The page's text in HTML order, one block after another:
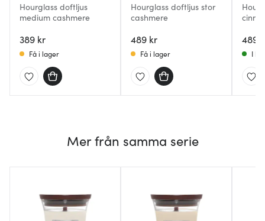
Hourglass doftljus
medium cashmere
389 kr
Få i lager
Hourglass doftljus stor
cashmere
489 kr
Få i lager
489
I
Mer från samma serie